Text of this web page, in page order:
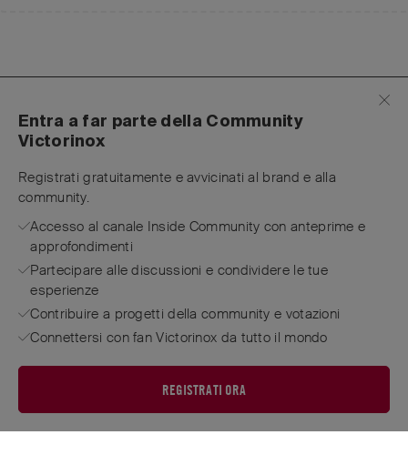
Entra a far parte della Community
Victorinox
Registrati gratuitamente e avvicinati al brand e alla
community.
Accesso al canale Inside Community con anteprime e
approfondimenti
Partecipare alle discussioni e condividere le tue
esperienze
Contribuire a progetti della community e votazioni
Connettersi con fan Victorinox da tutto il mondo
REGISTRATI ORA